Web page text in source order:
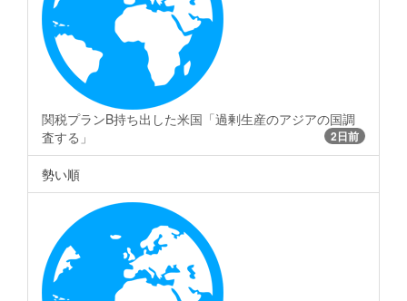
関税プランB持ち出した米国「過剰生産のアジアの国調
査する」
2日前
勢い順